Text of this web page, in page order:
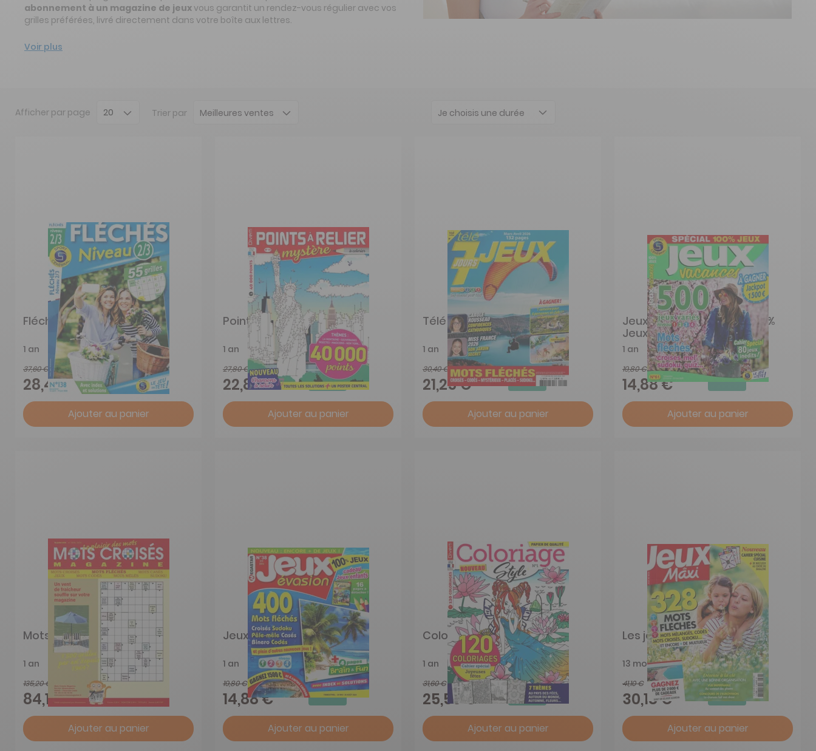
abonnement à un magazine de jeuxvous garantit un rendez-vous régulier avec vos
grilles préférées, livré directement dans votre boîte aux lettres.
Voir plus
Je choisis une durée
Afficher par page Trier par
Fléchés Niveau 2/3
1 an
37,60 €
28,48 € -24%
Ajouter au panier
Points à relier Mystère
1 an
27,80 €
22,87 € -18%
Ajouter au panier
Télé 7 Jours Jeux
1 an
30,40 €
21,25 € -30%
Ajouter au panier
Jeux vacances Spécial 100%
Jeux
1 an
19,80 €
14,88 € -25%
Ajouter au panier
Mots Croisés Magazine
1 an
135,20 €
84,15 €
Ajouter au panier
Jeux évasion
1 an
19,80 €
14,88 € -25%
Ajouter au panier
Coloriage Style
1 an
31,60 €
25,50 € -19%
Ajouter au panier
Les jeux de Maxi
13 mois
41,10 €
30,18 € -27%
Ajouter au panier